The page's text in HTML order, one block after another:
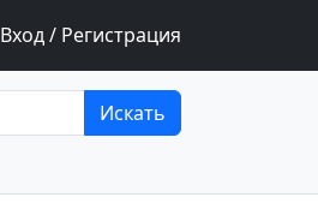
Вход / Регистрация
Искать